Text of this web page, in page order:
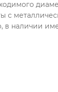
с
в наличии